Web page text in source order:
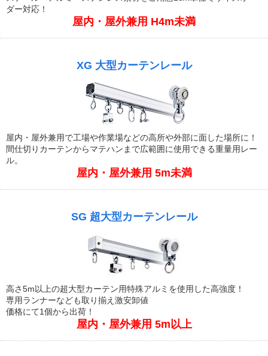
ダー対応！
屋内・屋外兼用 H4m未満
XG 大型カーテンレール
屋内・屋外兼用で工場や作業場などの高所や外部に面した場所に！
間仕切りカーテンからマテハンまで広範囲に使用できる重量用レー
ル。
屋内・屋外兼用 5m未満
SG 超大型カーテンレール
高さ5m以上の超大型カーテン用特殊アルミを使用した高強度！
専用ランナーなども取り揃え激安卸値
価格にて1個から出荷！
屋内・屋外兼用 5m以上